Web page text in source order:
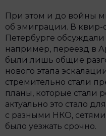
При этом и до войны
об эмиграции. В квир-
Петербурге
например, переезд в
были лишь общие
нового этапа
стремительно стали
планы, которые стали
актуально это стало
с разными НКО,
было уезжать срочно.